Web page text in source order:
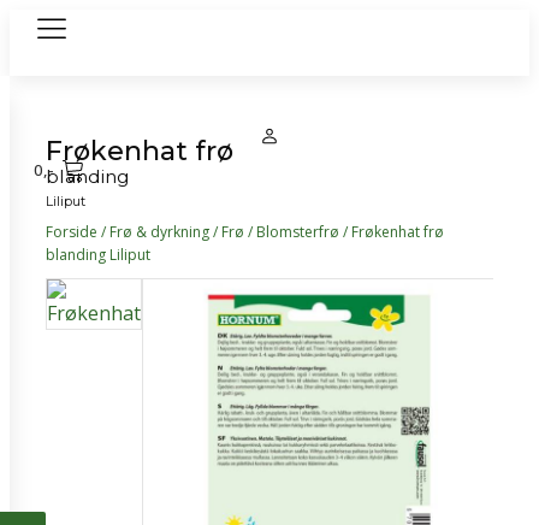
0,-
Forside / Frø & dyrkning/ Frø / Blomsterfrø / Frøkenhat frø
blanding Liliput
Frøkenhat frø
blanding
Liliput